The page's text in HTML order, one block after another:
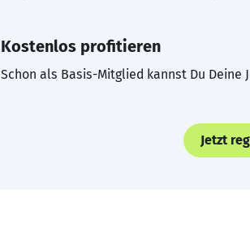
Kostenlos profitieren
Schon als Basis-Mitglied kannst Du Deine
Jetzt